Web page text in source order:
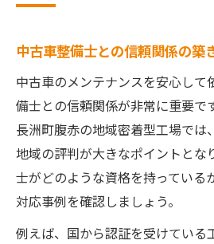
中古車整備士との信頼関係の築
中古車のメンテナンスを安心して
備士との信頼関係が非常に重要で
長洲町腹赤の地域密着型工場では
地域の評判が大きなポイントとな
士がどのような資格を持っている
対応事例を確認しましょう。
例えば、国から認証を受けている